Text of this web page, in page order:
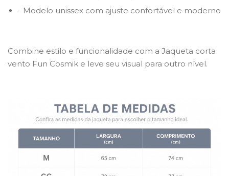
- Modelo unissex com ajuste confortável e moderno
Combine estilo e funcionalidade com a Jaqueta corta
vento Fun Cosmik e leve seu visual para outro nível.